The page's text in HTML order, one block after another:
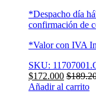
*Despacho día
confirmación de
*Valor con IVA
SKU:
$172.000 $
Añadir al carrito